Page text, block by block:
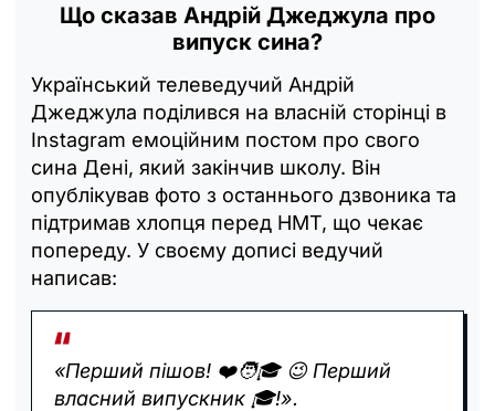
Що сказав Андрій Джеджула про
випуск сина?
Український телеведучий Андрій
Джеджула поділився на власній сторінці в
Instagram емоційним постом про свого
сина Дені, який закінчив школу. Він
опублікував фото з останнього дзвоника та
підтримав хлопця перед НМТ, що чекає
попереду. У своєму дописі ведучий
написав:
«Перший пішов! ❤️🧑🎓 😉 Перший
власний випускник 🎓!».